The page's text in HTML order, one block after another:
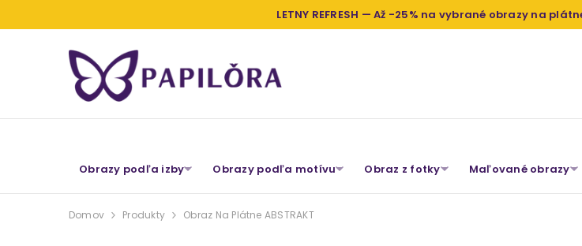
LETNY REFRESH — Až -25% na vybrané obrazy na
Obrazy podľa izby Obrazy podľa motívu Obraz z fotky Maľované obrazy
Domov Produkty Obraz Na Plátne ABSTRAKT